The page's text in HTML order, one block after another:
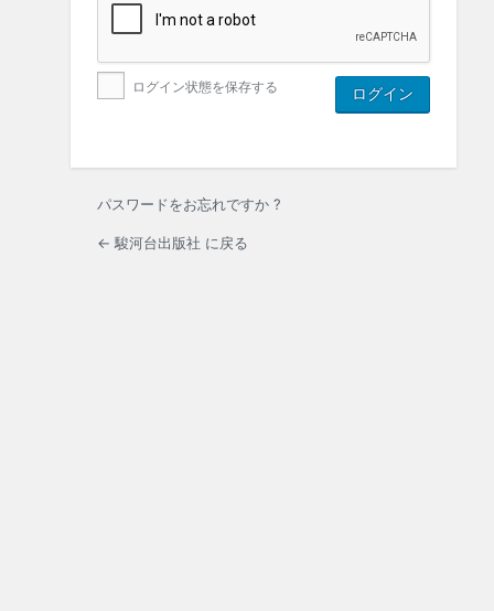
ログイン状態を保存する
パスワードをお忘れですか ?
← 駿河台出版社 に戻る